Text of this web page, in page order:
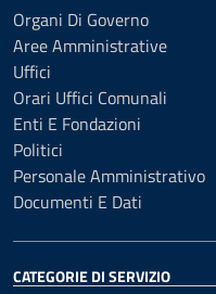
Organi Di Governo
Aree Amministrative
Uffici
Orari Uffici Comunali
Enti E Fondazioni
Politici
Personale Amministrativo
Documenti E Dati
CATEGORIE DI SERVIZIO